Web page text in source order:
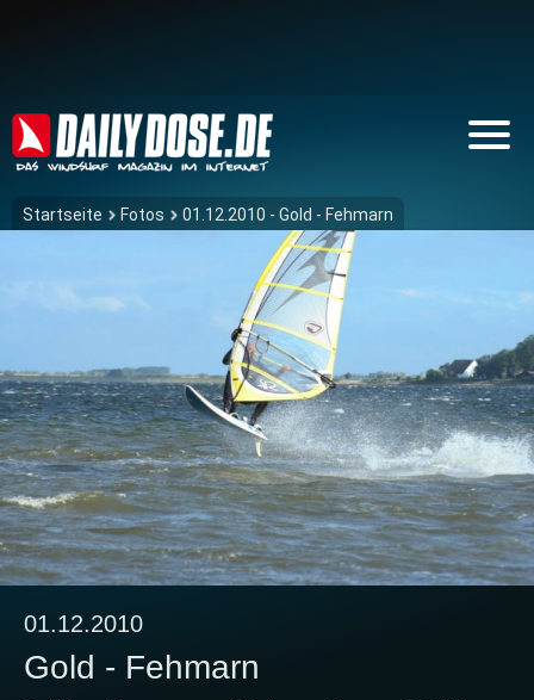
Startseite Fotos 01.12.2010 - Gold - Fehmarn
01.12.2010
Gold - Fehmarn